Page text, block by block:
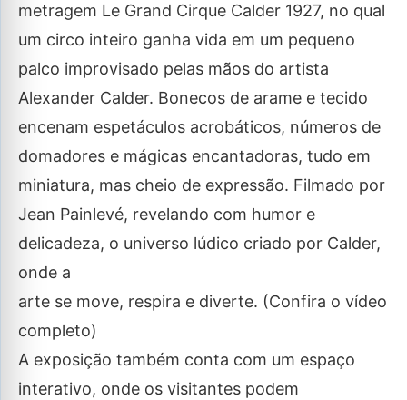
metragem Le Grand Cirque Calder 1927, no qual
um circo inteiro ganha vida em um pequeno
palco improvisado pelas mãos do artista
Alexander Calder. Bonecos de arame e tecido
encenam espetáculos acrobáticos, números de
domadores e mágicas encantadoras, tudo em
miniatura, mas cheio de expressão. Filmado por
Jean Painlevé, revelando com humor e
delicadeza, o universo lúdico criado por Calder,
onde a
arte se move, respira e diverte. (Confira o vídeo
completo)
A exposição também conta com um espaço
interativo, onde os visitantes podem